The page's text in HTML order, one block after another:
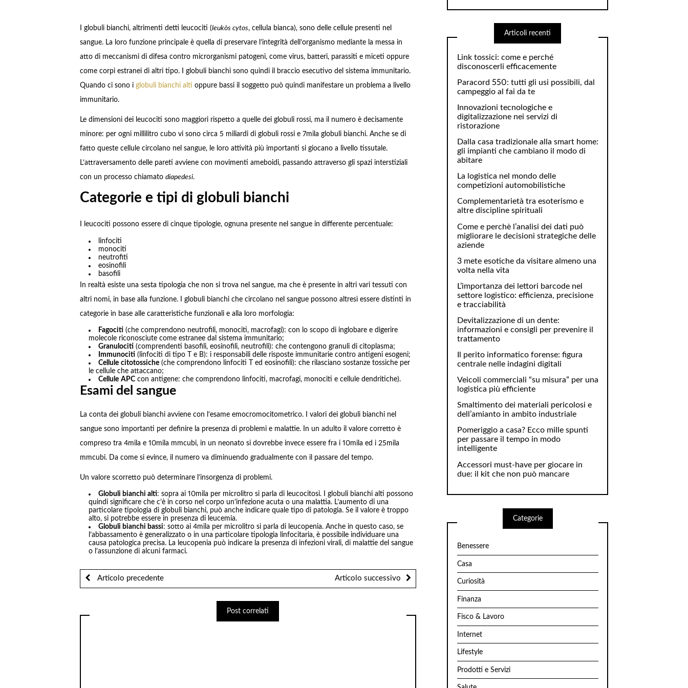
I globuli bianchi, altrimenti detti leucociti (leukòs cytos, cellula bianca), sono delle cellule presenti nel
sangue. La loro funzione principale è quella di preservare l’integrità dell’organismo mediante la messa in
atto di meccanismi di difesa contro microrganismi patogeni, come virus, batteri, parassiti e miceti oppure
come corpi estranei di altri tipo. I globuli bianchi sono quindi il braccio esecutivo del sistema immunitario.
Quando ci sono i globuli bianchi alti oppure bassi il soggetto può quindi manifestare un problema a livello
immunitario.
Le dimensioni dei leucociti sono maggiori rispetto a quelle dei globuli rossi, ma il numero è decisamente
minore: per ogni millilitro cubo vi sono circa 5 miliardi di globuli rossi e 7mila globuli bianchi. Anche se di
fatto queste cellule circolano nel sangue, le loro attività più importanti si giocano a livello tissutale.
L’attraversamento delle pareti avviene con movimenti ameboidi, passando attraverso gli spazi interstiziali
con un processo chiamato diapedesi.
Categorie e tipi di globuli bianchi
I leucociti possono essere di cinque tipologie, ognuna presente nel sangue in differente percentuale:
linfociti
monociti
neutrofiti
eosinofili
basofili
In realtà esiste una sesta tipologia che non si trova nel sangue, ma che è presente in altri vari tessuti con
altri nomi, in base alla funzione. I globuli bianchi che circolano nel sangue possono altresì essere distinti in
categorie in base alle caratteristiche funzionali e alla loro morfologia:
Fagociti (che comprendono neutrofili, monociti, macrofagi): con lo scopo di inglobare e digerire
molecole riconosciute come estranee dal sistema immunitario;
Granulociti (comprendenti basofili, eosinofili, neutrofili): che contengono granuli di citoplasma;
Immunociti (linfociti di tipo T e B): i responsabili delle risposte immunitarie contro antigeni esogeni;
Cellule citotossiche (che comprendono linfociti T ed eosinofili): che rilasciano sostanze tossiche per
le cellule che attaccano;
Cellule APC con antigene: che comprendono linfociti, macrofagi, monociti e cellule dendritiche).
Esami del sangue
La conta dei globuli bianchi avviene con l’esame emocromocitometrico. I valori dei globuli bianchi nel
sangue sono importanti per definire la presenza di problemi e malattie. In un adulto il valore corretto è
compreso tra 4mila e 10mila mmcubi, in un neonato si dovrebbe invece essere fra i 10mila ed i 25mila
mmcubi. Da come si evince, il numero va diminuendo gradualmente con il passare del tempo.
Un valore scorretto può determinare l’insorgenza di problemi.
Globuli bianchi alti: sopra ai 10mila per microlitro si parla di leucocitosi. I globuli bianchi alti possono
quindi significare che c’è in corso nel corpo un’infezione acuta o una malattia. L’aumento di una
particolare tipologia di globuli bianchi, può anche indicare quale tipo di patologia. Se il valore è troppo
alto, si potrebbe essere in presenza di leucemia.
Globuli bianchi bassi: sotto ai 4mila per microlitro si parla di leucopenia. Anche in questo caso, se
l’abbassamento è generalizzato o in una particolare tipologia linfocitaria, è possibile individuare una
causa patologica precisa. La leucopenia può indicare la presenza di infezioni virali, di malattie del sangue
o l’assunzione di alcuni farmaci.
Articolo precedente Articolo successivo
Post correlati
Articoli recenti
Link tossici: come e perché
disconoscerli efficacemente
Paracord 550: tutti gli usi possibili, dal
campeggio al fai da te
Innovazioni tecnologiche e
digitalizzazione nei servizi di
ristorazione
Dalla casa tradizionale alla smart home:
gli impianti che cambiano il modo di
abitare
La logistica nel mondo delle
competizioni automobilistiche
Complementarietà tra esoterismo e
altre discipline spirituali
Come e perchè l’analisi dei dati può
migliorare le decisioni strategiche delle
aziende
3 mete esotiche da visitare almeno una
volta nella vita
L’importanza dei lettori barcode nel
settore logistico: efficienza, precisione
e tracciabilità
Devitalizzazione di un dente:
informazioni e consigli per prevenire il
trattamento
Il perito informatico forense: figura
centrale nelle indagini digitali
Veicoli commerciali “su misura” per una
logistica più efficiente
Smaltimento dei materiali pericolosi e
dell’amianto in ambito industriale
Pomeriggio a casa? Ecco mille spunti
per passare il tempo in modo
intelligente
Accessori must-have per giocare in
due: il kit che non può mancare
Categorie
Benessere
Casa
Curiosità
Finanza
Fisco & Lavoro
Internet
Lifestyle
Prodotti e Servizi